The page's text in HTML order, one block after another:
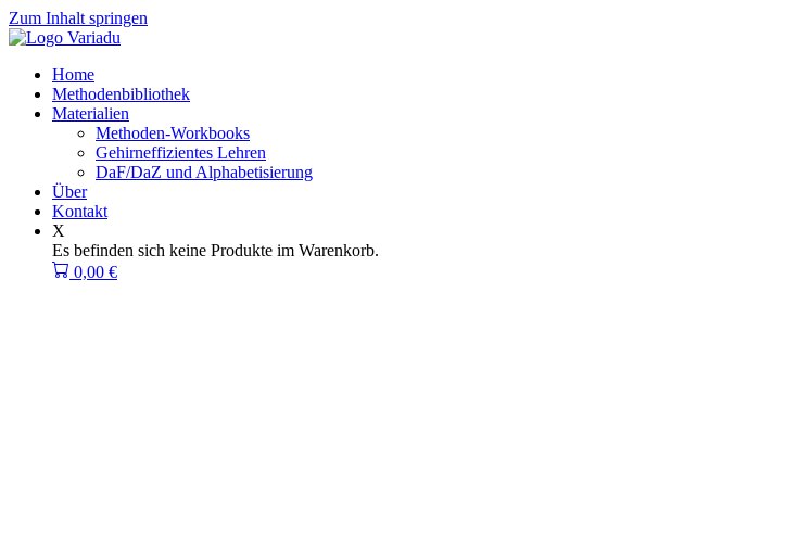
Zum Inhalt springen
Home
Methodenbibliothek
Materialien
Methoden-Workbooks
Gehirneffizientes Lehren
DaF/DaZ und Alphabetisierung
Über
Kontakt
X
Es befinden sich keine Produkte im Warenkorb.
0,00 €